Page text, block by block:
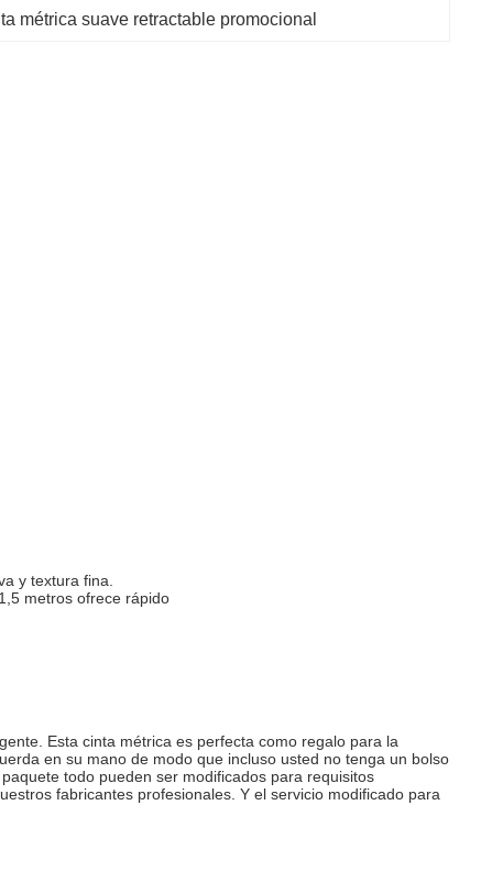
métrica suave retractable promocional
y textura fina.
metros ofrece rápido
Esta cinta métrica es perfecta como regalo para la
en su mano de modo que incluso usted no tenga un bolso
todo pueden ser modificados para requisitos
fabricantes profesionales. Y el servicio modificado para